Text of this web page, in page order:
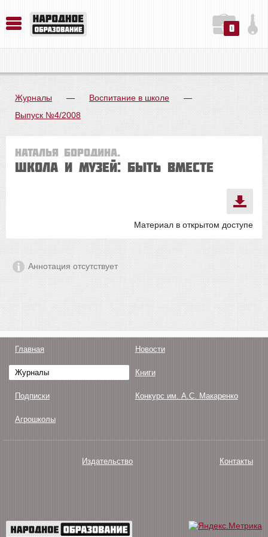
0
Журналы — Воспитание в школе
—
Выпуск №4/2008
Наталья Бородина.
Школа и музей: быть вместе
Материал в открытом доступе
Аннотация отсутствует
Главная Новости
Журналы Книги
Подписки Конкурс им. А.С. Макаренко
Агрошколы
Издательство Контакты